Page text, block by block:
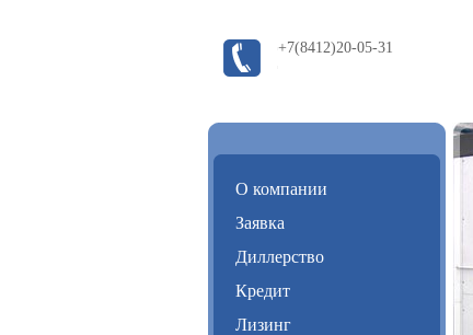
+7(8412)20-05-31
О компании
Заявка
Диллерство
Кредит
Лизинг